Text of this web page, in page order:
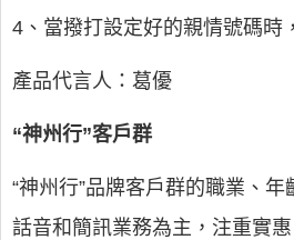
4、當撥打設定好的親情號碼時
產品代言人：葛優
“神州行”客戶群
“神州行”品牌客戶群的職業、
話音和簡訊業務為主，注重實